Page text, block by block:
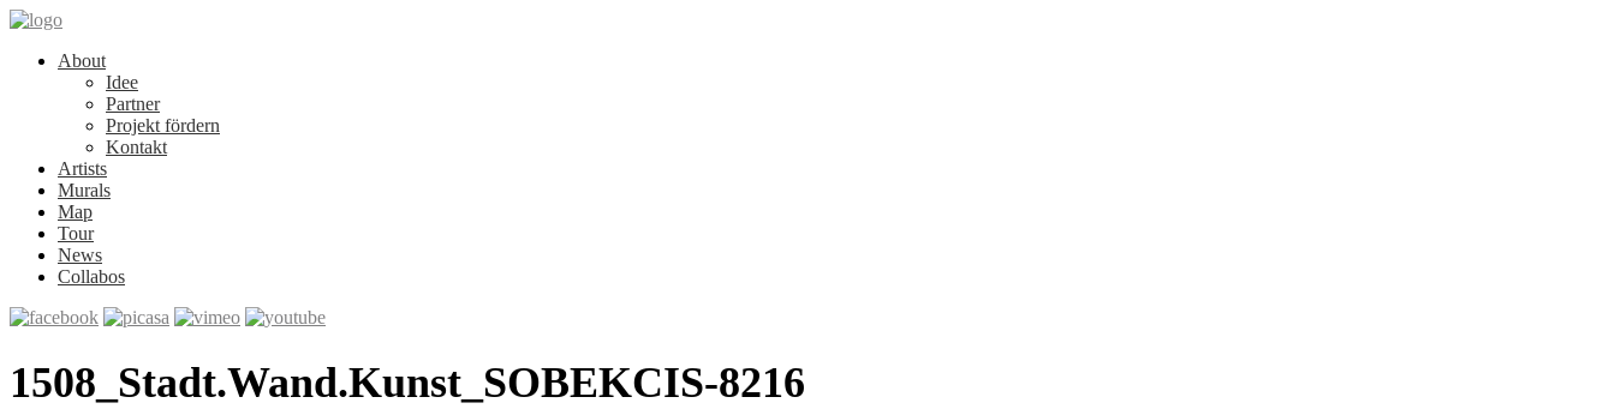
About
Idee
Partner
Projekt fördern
Kontakt
Artists
Murals
Map
Tour
News
Collabos
1508_Stadt.Wand.Kunst_SOBEKCIS-8216